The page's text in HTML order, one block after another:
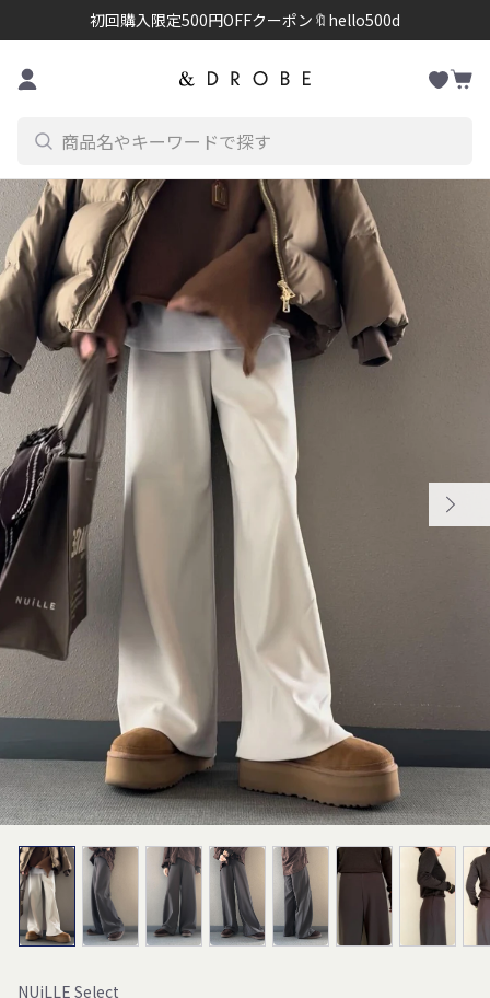
コンテンツに進む
初回購入限定500円OFFクーポン🔖hello500d
に ー
NUiLLE Select